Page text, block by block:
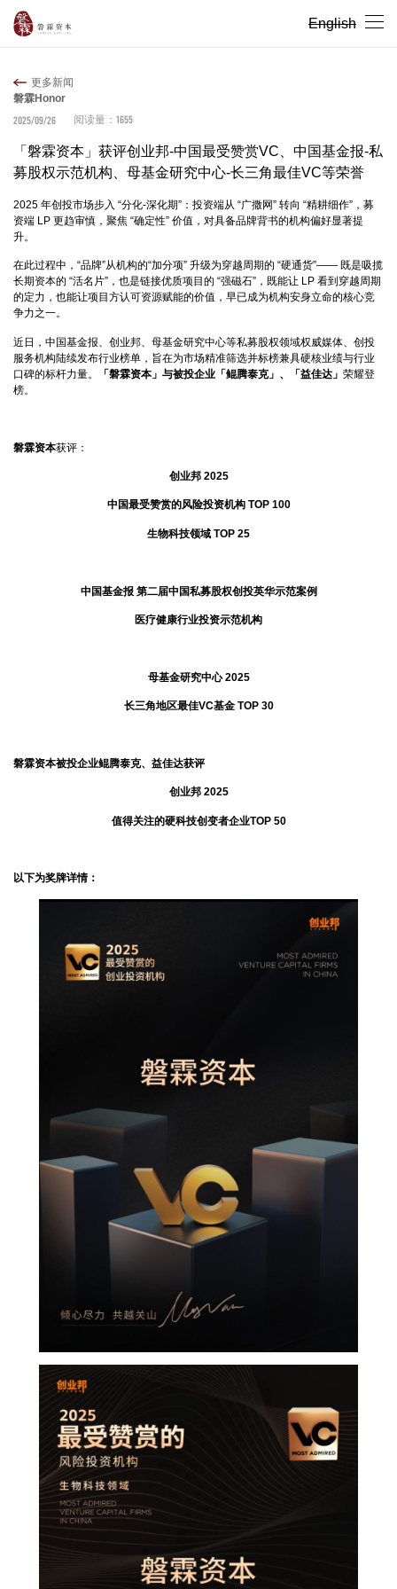
English
更多新闻
磐霖Honor
2025/09/26
阅读量： 1655
「磐霖资本」获评创业邦-中国最受赞赏VC、中国基金报-私
募股权示范机构、母基金研究中心-长三角最佳VC等荣誉
2025 年创投市场步入 “分化-深化期”：投资端从 “广撒网” 转向 “精耕细作”，募
资端 LP 更趋审慎，聚焦 “确定性” 价值，对具备品牌背书的机构偏好显著提
升。
在此过程中，“品牌”从机构的“加分项” 升级为穿越周期的 “硬通货”—— 既是吸揽
长期资本的 “活名片”，也是链接优质项目的 “强磁石”，既能让 LP 看到穿越周期
的定力，也能让项目方认可资源赋能的价值，早已成为机构安身立命的核心竞
争力之一。
近日，中国基金报、创业邦、母基金研究中心等私募股权领域权威媒体、创投
服务机构陆续发布行业榜单，旨在为市场精准筛选并标榜兼具硬核业绩与行业
口碑的标杆力量。
「磐霖资本」与被投企业「鲲腾泰克」、「益佳达」 荣耀登
榜。
磐霖资本获评：
创业邦 2025
中国最受赞赏的风险投资机构 TOP 100
生物科技领域 TOP 25
中国基金报 第二届中国私募股权创投英华示范案例
医疗健康行业投资示范机构
母基金研究中心 2025
长三角地区最佳VC基金 TOP 30
磐霖资本被投企业鲲腾泰克、益佳达获评
创业邦 2025
值得关注的硬科技创变者企业TOP 50
以下为奖牌详情：